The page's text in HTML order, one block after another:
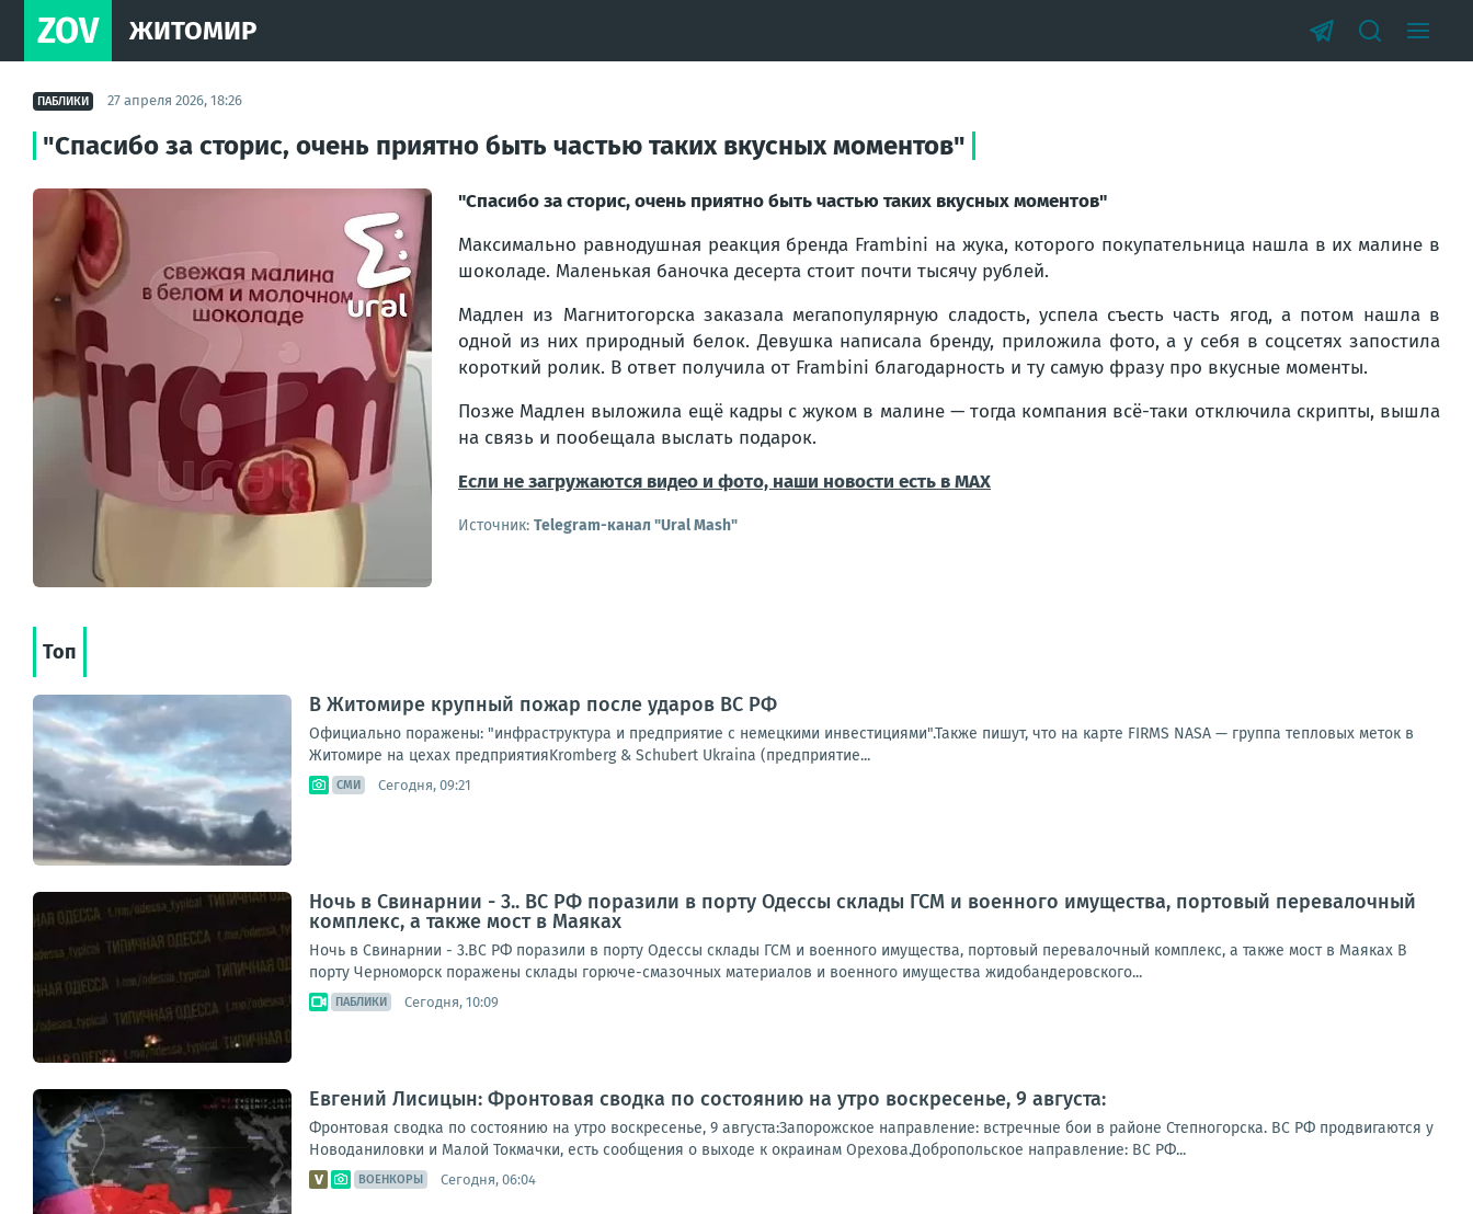
ZOV ЖИТОМИР
ПАБЛИКИ 27 апреля 2026, 18:26
"Спасибо за сторис, очень приятно быть частью таких вкусных моментов"
"Спасибо за сторис, очень приятно быть частью таких вкусных моментов"
Максимально равнодушная реакция бренда Frambini на жука, которого покупательница нашла в их малине в
шоколаде. Маленькая баночка десерта стоит почти тысячу рублей.
Мадлен из Магнитогорска заказала мегапопулярную сладость, успела съесть часть ягод, а потом нашла в
одной из них природный белок. Девушка написала бренду, приложила фото, а у себя в соцсетях запостила
короткий ролик. В ответ получила от Frambini благодарность и ту самую фразу про вкусные моменты.
Позже Мадлен выложила ещё кадры с жуком в малине — тогда компания всё-таки отключила скрипты, вышла
на связь и пообещала выслать подарок.
Если не загружаются видео и фото, наши новости есть в MAX
Источник: Telegram-канал "Ural Mash"
Топ
В Житомире крупный пожар после ударов ВС РФ
Официально поражены: "инфраструктура и предприятие с немецкими инвестициями".Также пишут, что на карте FIRMS NASA — группа тепловых меток в
Житомире на цехах предприятияKromberg & Schubert Ukraina (предприятие...
СМИ Сегодня, 09:21
Ночь в Свинарнии - 3.. ВС РФ поразили в порту Одессы склады ГСМ и военного имущества, портовый перевалочный
комплекс, а также мост в Маяках
Ночь в Свинарнии - 3.ВС РФ поразили в порту Одессы склады ГСМ и военного имущества, портовый перевалочный комплекс, а также мост в Маяках В
порту Черноморск поражены склады горюче-смазочных материалов и военного имущества жидобандеровского...
ПАБЛИКИ Сегодня, 10:09
Евгений Лисицын: Фронтовая сводка по состоянию на утро воскресенье, 9 августа:
Фронтовая сводка по состоянию на утро воскресенье, 9 августа:Запорожское направление: встречные бои в районе Степногорска. ВС РФ продвигаются у
Новоданиловки и Малой Токмачки, есть сообщения о выходе к окраинам Орехова.Добропольское направление: ВС РФ...
ВОЕНКОРЫ Сегодня, 06:04